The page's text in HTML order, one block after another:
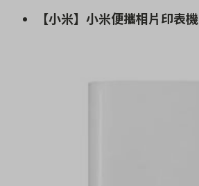
【小米】小米便攜相片印表機